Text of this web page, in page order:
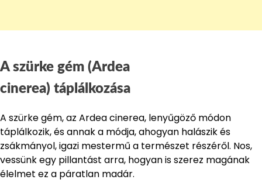
A szürke gém (Ardea
cinerea) táplálkozása
A szürke gém, az Ardea cinerea, lenyűgöző módon
táplálkozik, és annak a módja, ahogyan halászik és
zsákmányol, igazi mestermű a természet részéről. Nos,
vessünk egy pillantást arra, hogyan is szerez magának
élelmet ez a páratlan madár.